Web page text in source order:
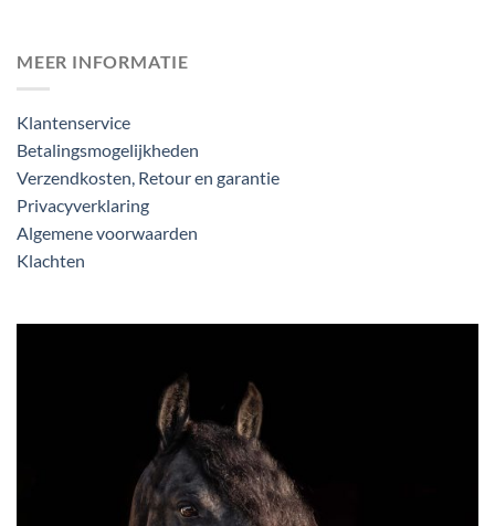
MEER INFORMATIE
Klantenservice
Betalingsmogelijkheden
Verzendkosten, Retour en garantie
Privacyverklaring
Algemene voorwaarden
Klachten